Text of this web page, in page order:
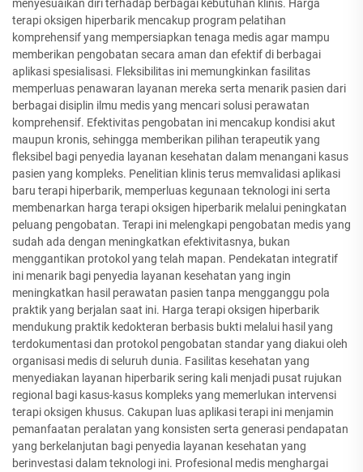
menyesuaikan diri terhadap berbagai kebutuhan klinis. Harga
terapi oksigen hiperbarik mencakup program pelatihan
komprehensif yang mempersiapkan tenaga medis agar mampu
memberikan pengobatan secara aman dan efektif di berbagai
aplikasi spesialisasi. Fleksibilitas ini memungkinkan fasilitas
memperluas penawaran layanan mereka serta menarik pasien dari
berbagai disiplin ilmu medis yang mencari solusi perawatan
komprehensif. Efektivitas pengobatan ini mencakup kondisi akut
maupun kronis, sehingga memberikan pilihan terapeutik yang
fleksibel bagi penyedia layanan kesehatan dalam menangani kasus
pasien yang kompleks. Penelitian klinis terus memvalidasi aplikasi
baru terapi hiperbarik, memperluas kegunaan teknologi ini serta
membenarkan harga terapi oksigen hiperbarik melalui peningkatan
peluang pengobatan. Terapi ini melengkapi pengobatan medis yang
sudah ada dengan meningkatkan efektivitasnya, bukan
menggantikan protokol yang telah mapan. Pendekatan integratif
ini menarik bagi penyedia layanan kesehatan yang ingin
meningkatkan hasil perawatan pasien tanpa mengganggu pola
praktik yang berjalan saat ini. Harga terapi oksigen hiperbarik
mendukung praktik kedokteran berbasis bukti melalui hasil yang
terdokumentasi dan protokol pengobatan standar yang diakui oleh
organisasi medis di seluruh dunia. Fasilitas kesehatan yang
menyediakan layanan hiperbarik sering kali menjadi pusat rujukan
regional bagi kasus-kasus kompleks yang memerlukan intervensi
terapi oksigen khusus. Cakupan luas aplikasi terapi ini menjamin
pemanfaatan peralatan yang konsisten serta generasi pendapatan
yang berkelanjutan bagi penyedia layanan kesehatan yang
berinvestasi dalam teknologi ini. Profesional medis menghargai